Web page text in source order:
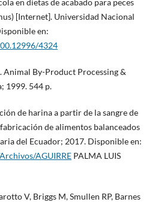
[Internet]. Universidad Nacional
en:
4324
Animal By-Product Processing &
1999. 544 p.
de harina a partir de la sangre de
de alimentos balanceados
del Ecuador; 2017. Disponible en:
AGUIRREPALMA LUIS
V, Briggs M, Smullen RP, Barnes